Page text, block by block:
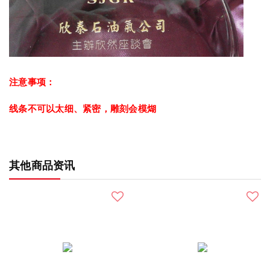
注意事项：
线条不可以太细、紧密，雕刻会模煳
其他商品资讯